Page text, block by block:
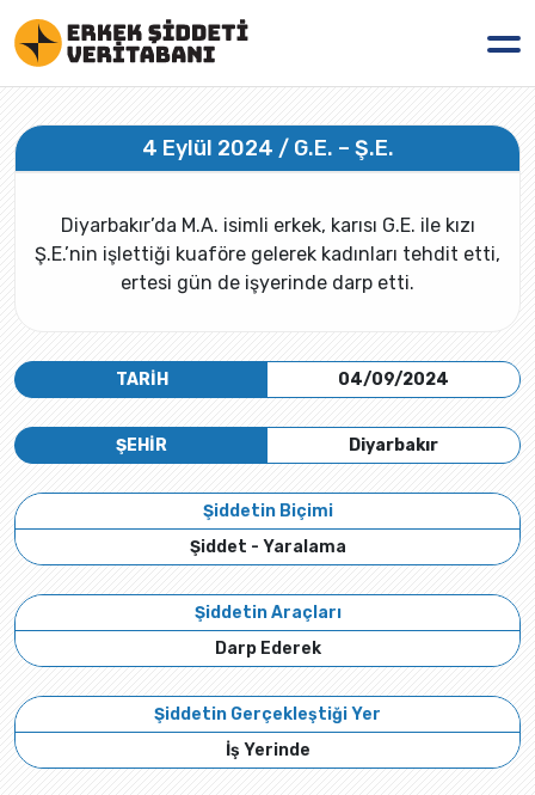
4 Eylül 2024 / G.E. – Ş.E.
Diyarbakır’da M.A. isimli erkek, karısı G.E. ile kızı
Ş.E.’nin işlettiği kuaföre gelerek kadınları tehdit etti,
ertesi gün de işyerinde darp etti.
TARİH 04/09/2024
Diyarbakır
ŞEHİR
Şiddetin Biçimi
Şiddet - Yaralama
Şiddetin Araçları
Darp Ederek
Şiddetin Gerçekleştiği Yer
İş Yerinde